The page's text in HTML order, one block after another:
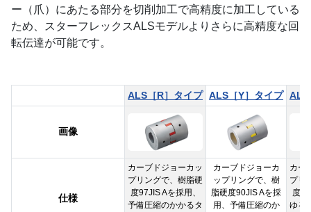
ー（爪）にあたる部分を切削加工で高精度に加工している
ため、スターフレックスALSモデルよりさらに高精度な回
転伝達が可能です。
ALS［R］タイプ ALS［Y］タイプ ALS
画像
仕様
カーブドジョーカッ
プリングで、樹脂硬
度97JIS Aを採用、
予備圧縮のかかるタ
カーブドジョーカ
ップリングで、樹
脂硬度90JIS Aを採
用、予備圧縮のか
カー
プリ
度
ゆる